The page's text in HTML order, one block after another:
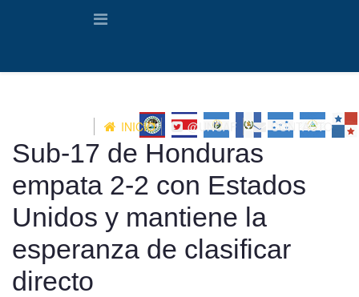
INICIO @UNCAF CONTACTO
Sub-17 de Honduras
empata 2-2 con Estados
Unidos y mantiene la
esperanza de clasificar
directo